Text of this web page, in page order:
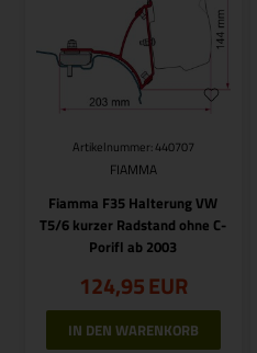
Artikelnummer: 440707
FIAMMA
Fiamma F35 Halterung VW
T5/6 kurzer Radstand ohne C-
Porifl ab 2003
124,95EUR